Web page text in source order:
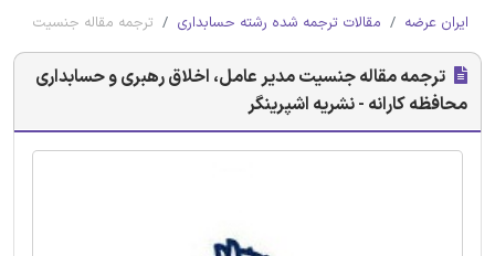
ایران عرضه مقالات ترجمه شده رشته حسابداری ترجمه مقاله جنسیت مدیر
ترجمه مقاله جنسیت مدیر عامل، اخلاق رهبری و حسابداری
محافظه کارانه - نشریه اشپرینگر